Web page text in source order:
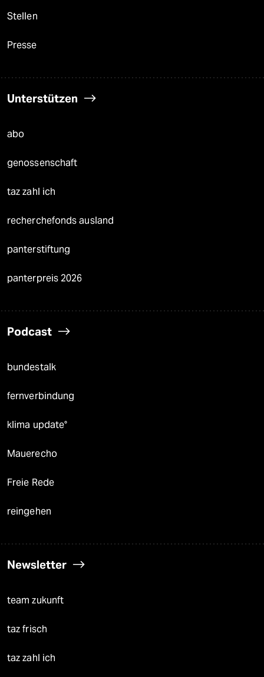
Stellen
Presse
Unterstützen
abo
genossenschaft
taz zahl ich
recherchefonds ausland
panterstiftung
panterpreis 2026
Podcast
bundestalk
fernverbindung
klima update°
Mauerecho
Freie Rede
reingehen
Newsletter
team zukunft
taz frisch
taz zahl ich